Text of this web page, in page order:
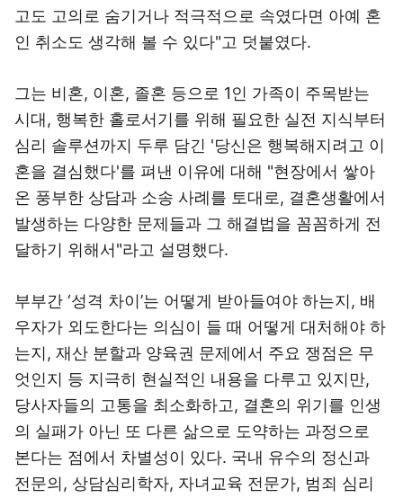
고도 고의로 숨기거나 적극적으로 속였다면 아예 혼
인 취소도 생각해 볼 수 있다"고 덧붙였다.
그는 비혼, 이혼, 졸혼 등으로 1인 가족이 주목받는
시대, 행복한 홀로서기를 위해 필요한 실전 지식부터
심리 솔루션까지 두루 담긴 '당신은 행복해지려고 이
혼을 결심했다'를 펴낸 이유에 대해 "현장에서 쌓아
온 풍부한 상담과 소송 사례를 토대로, 결혼생활에서
발생하는 다양한 문제들과 그 해결법을 꼼꼼하게 전
달하기 위해서"라고 설명했다.
부부간 ‘성격 차이’는 어떻게 받아들여야 하는지, 배
우자가 외도한다는 의심이 들 때 어떻게 대처해야 하
는지, 재산 분할과 양육권 문제에서 주요 쟁점은 무
엇인지 등 지극히 현실적인 내용을 다루고 있지만,
당사자들의 고통을 최소화하고, 결혼의 위기를 인생
의 실패가 아닌 또 다른 삶으로 도약하는 과정으로
본다는 점에서 차별성이 있다. 국내 유수의 정신과
전문의, 상담심리학자, 자녀교육 전문가, 범죄 심리